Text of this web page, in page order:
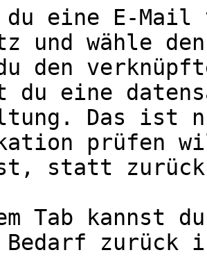
du eine E-
und wähle
den
du eine
Das ist
prüfen
statt
Tab kannst
Bedarf zurück